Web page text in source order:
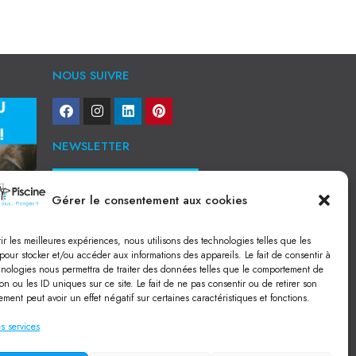
Gérer le consentement aux cookies
les meilleures expériences, nous utilisons des technologies telles que les
stocker et/ou accéder aux informations des appareils. Le fait de consentir à
nous permettra de traiter des données telles que le comportement de
ou les ID uniques sur ce site. Le fait de ne pas consentir ou de retirer son
peut avoir un effet négatif sur certaines caractéristiques et fonctions.
services
NOUS SUIVRE
NEWSLETTER
Construction de piscine béton à Narbonne
Piscine coque à Narbonne
Acheter SPA à Narbonne
Pisciniste Narbonne
Magasin de piscine Lézignan
Balai Fairlocks